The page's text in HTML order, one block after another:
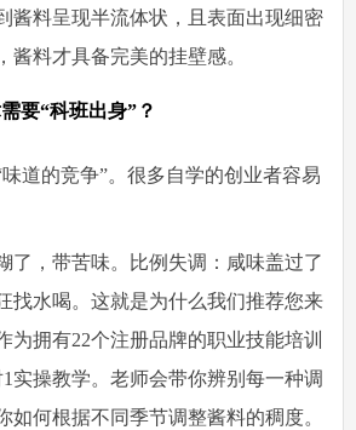
酱料呈现半流体状，且表面出现细密
酱料才具备完美的挂壁感。
要“科班出身”？
道的竞争”。很多自学的创业者容易
了，带苦味。比例失调：咸味盖过了
找水喝。这就是为什么我们推荐您来
为拥有22个注册品牌的职业技能培训
实操教学。老师会带你辨别每一种调
如何根据不同季节调整酱料的稠度。